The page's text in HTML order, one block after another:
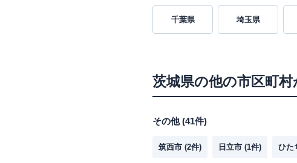
千葉県 埼玉県
茨城県の他の市区町
その他(41件)
筑西市 (2件) 日立市 (1件) ひた